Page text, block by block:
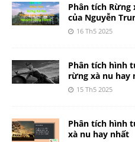
Phân tích Rừng
của Nguyễn
16 Th5 2025
Phân tích hình
rừng xà nu hay
15 Th5 2025
Phân tích hình
xà nu hay nhất